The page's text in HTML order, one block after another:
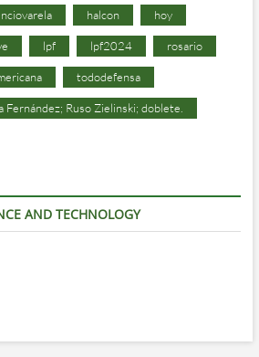
halcon hoy
lpf lpf2024 rosario
tododefensa
Fernández; Ruso Zielinski; doblete.
AND TECHNOLOGY